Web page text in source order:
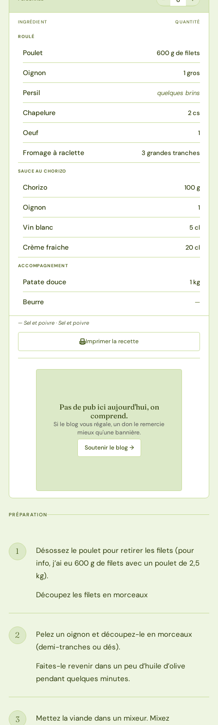
INGRÉDIENT QUANTITÉ
ROULÉ
Poulet 600 g de filets
Oignon 1 gros
Persil quelques brins
Chapelure 2 cs
Oeuf 1
Fromage à raclette 3 grandes tranches
SAUCE AU CHORIZO
Chorizo 100 g
Oignon 1
Vin blanc 5 cl
Crème fraiche 20 cl
ACCOMPAGNEMENT
Patate douce 1 kg
Beurre —
Sel et poivre · Sel et poivre
Imprimer la recette
Pas de pub ici aujourd'hui, on
comprend.
Si le blog vous régale, un don le remercie
mieux qu'une bannière.
Soutenir le blog →
PRÉPARATION
Étape
1
Désossez le poulet pour retirer les filets (pour
info, j’ai eu 600 g de filets avec un poulet de 2,5
kg).
Découpez les filets en morceaux
Étape
2
Pelez un oignon et découpez-le en morceaux
(demi-tranches ou dés).
Faites-le revenir dans un peu d’huile d’olive
pendant quelques minutes.
3 Mettez la viande dans un mixeur. Mixez